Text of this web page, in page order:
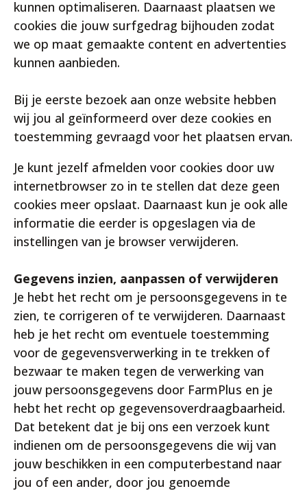
kunnen optimaliseren. Daarnaast plaatsen we
cookies die jouw surfgedrag bijhouden zodat
we op maat gemaakte content en advertenties
kunnen aanbieden.
Bij je eerste bezoek aan onze website hebben
wij jou al geïnformeerd over deze cookies en
toestemming gevraagd voor het plaatsen ervan.
Je kunt jezelf afmelden voor cookies door uw
internetbrowser zo in te stellen dat deze geen
cookies meer opslaat. Daarnaast kun je ook alle
informatie die eerder is opgeslagen via de
instellingen van je browser verwijderen.
Gegevens inzien, aanpassen of verwijderen
Je hebt het recht om je persoonsgegevens in te
zien, te corrigeren of te verwijderen. Daarnaast
heb je het recht om eventuele toestemming
voor de gegevensverwerking in te trekken of
bezwaar te maken tegen de verwerking van
jouw persoonsgegevens door FarmPlus en je
hebt het recht op gegevensoverdraagbaarheid.
Dat betekent dat je bij ons een verzoek kunt
indienen om de persoonsgegevens die wij van
jouw beschikken in een computerbestand naar
jou of een ander, door jou genoemde